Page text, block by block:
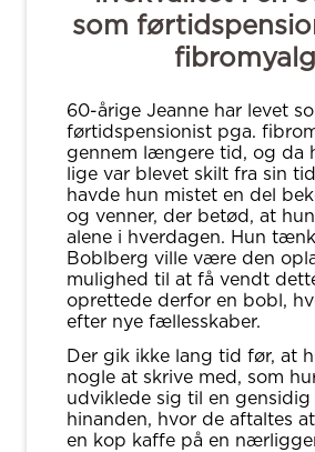
som
60-årige Jeanne har levet
førtidspensionist pga.
gennem længere tid, og da
lige var blevet skilt fra sin
havde hun mistet en del
og venner, der betød, at
alene i hverdagen. Hun
Boblberg ville være den
mulighed til at få vendt
oprettede derfor en bobl,
efter nye fællesskaber.
Der gik ikke lang tid før, at
nogle at skrive med, som
udviklede sig til en gensidig
hinanden, hvor de aftaltes
en kop kaffe på en